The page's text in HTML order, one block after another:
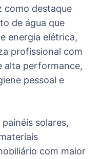
como destaque
de água que
energia elétrica,
profissional com
alta performance,
pessoal e
solares,
com maior